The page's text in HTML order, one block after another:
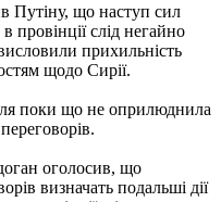
Путіну, що наступ сил
провінції слід негайно
прихильність
щодо Сирії.
поки що не оприлюднила
оголосив, що
визначать подальші дії